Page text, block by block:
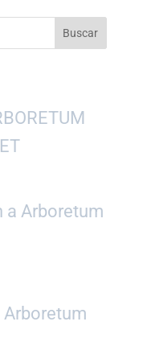
a Arboretum